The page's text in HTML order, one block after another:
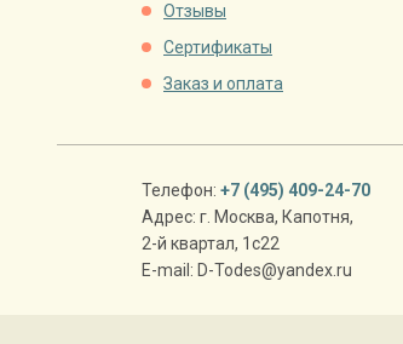
Отзывы
Сертификаты
Заказ и оплата
Телефон: +7 (495) 409-24-70
Адрес: г. Москва, Капотня,
2-й квартал, 1с22
E-mail: D-Todes@yandex.ru